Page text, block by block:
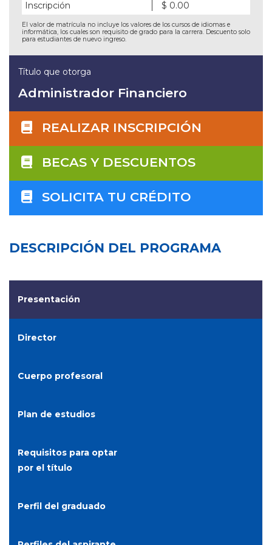
Inscripción $ 0.00
El valor de matrícula no incluye los valores de los cursos de idiomas e
informática, los cuales son requisito de grado para la carrera. Descuento solo
para estudiantes de nuevo ingreso.
Título que otorga
Administrador Financiero
REALIZAR INSCRIPCIÓN
BECAS Y DESCUENTOS
SOLICITA TU CRÉDITO
DESCRIPCIÓN DEL PROGRAMA
Presentación
Director
Cuerpo profesoral
Plan de estudios
Requisitos para optar
por el título
Perfil del graduado